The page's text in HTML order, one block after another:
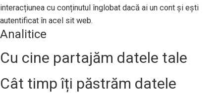
interacțiunea cu conținutul înglobat dacă ai un cont și ești
autentificat în acel sit web.
Analitice
Cu cine partajăm datele tale
Cât timp îți păstrăm datele